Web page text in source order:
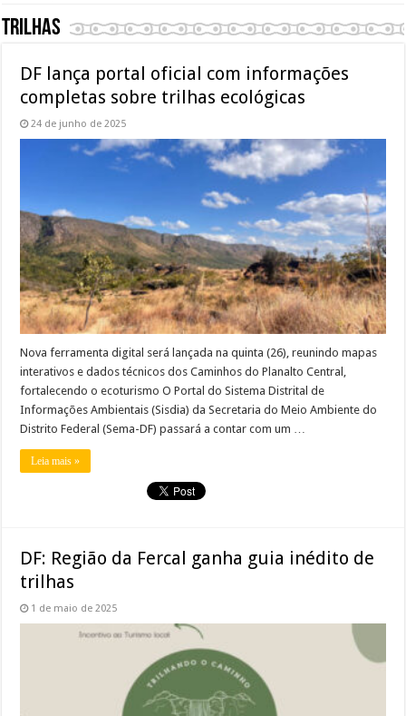
Trilhas
DF lança portal oficial com informações
completas sobre trilhas ecológicas
24 de junho de 2025
Nova ferramenta digital será lançada na quinta (26), reunindo mapas
interativos e dados técnicos dos Caminhos do Planalto Central,
fortalecendo o ecoturismo O Portal do Sistema Distrital de
Informações Ambientais (Sisdia) da Secretaria do Meio Ambiente do
Distrito Federal (Sema-DF) passará a contar com um …
Leia mais »
DF: Região da Fercal ganha guia inédito de
trilhas
1 de maio de 2025